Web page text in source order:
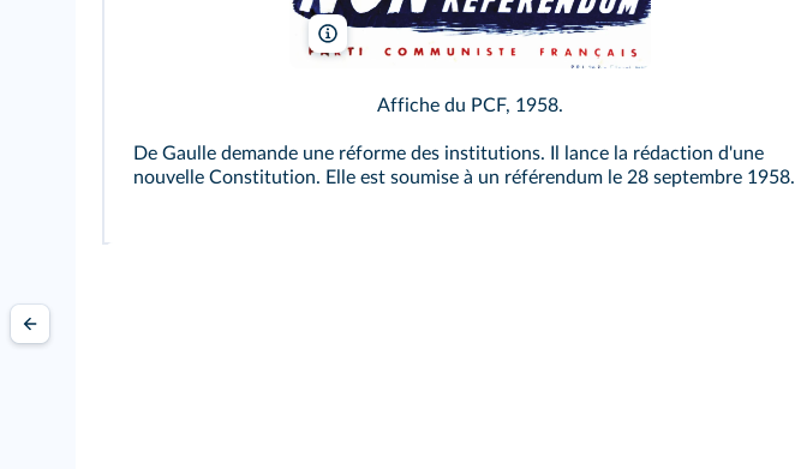
Coll. J.-J. Allevi/Rue des Archives
Affiche du PCF, 1958.
De Gaulle demande une réforme des institutions. Il lance la rédaction d'une
nouvelle Constitution. Elle est soumise à un référendum le 28 septembre 1958.